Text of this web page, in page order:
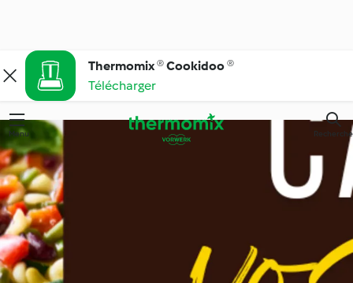
Thermomix ® Cookidoo ®
Télécharger
Menu Recherche